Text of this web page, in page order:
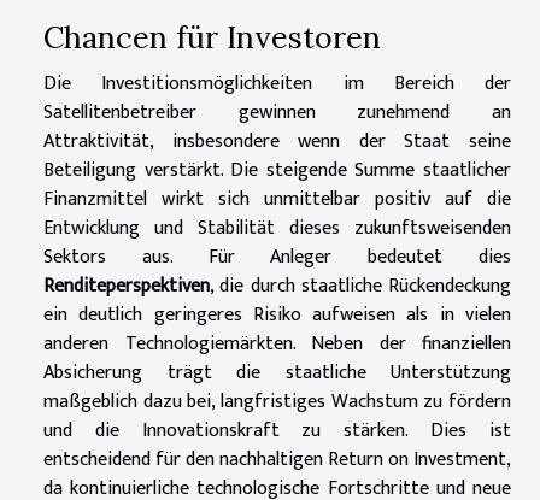
Chancen für Investoren
Die Investitionsmöglichkeiten im Bereich der
Satellitenbetreiber gewinnen zunehmend an
Attraktivität, insbesondere wenn der Staat seine
Beteiligung verstärkt. Die steigende Summe staatlicher
Finanzmittel wirkt sich unmittelbar positiv auf die
Entwicklung und Stabilität dieses zukunftsweisenden
Sektors aus. Für Anleger bedeutet dies
Renditeperspektiven, die durch staatliche Rückendeckung
ein deutlich geringeres Risiko aufweisen als in vielen
anderen Technologiemärkten. Neben der finanziellen
Absicherung trägt die staatliche Unterstützung
maßgeblich dazu bei, langfristiges Wachstum zu fördern
und die Innovationskraft zu stärken. Dies ist
entscheidend für den nachhaltigen Return on Investment,
da kontinuierliche technologische Fortschritte und neue